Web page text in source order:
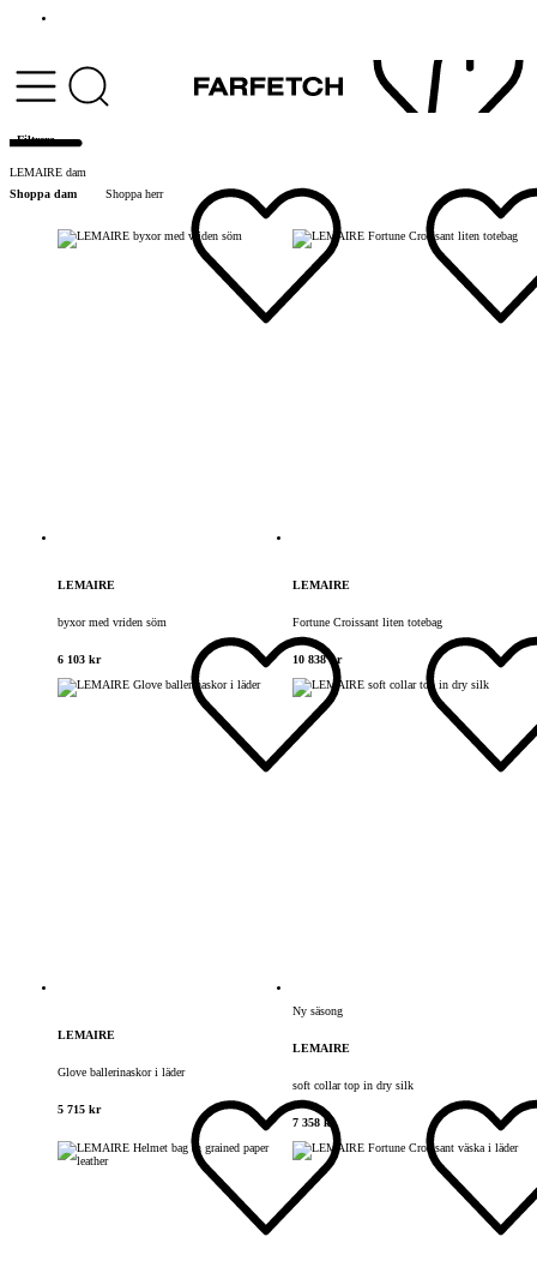
Filtrera
LEMAIRE dam
Shoppa dam
Shoppa herr
LEMAIRE
byxor med vriden söm
6 103 kr
LEMAIRE
Fortune Croissant liten totebag
10 838 kr
LEMAIRE
Glove ballerinaskor i läder
5 715 kr
Ny säsong
LEMAIRE
soft collar top in dry silk
7 358 kr